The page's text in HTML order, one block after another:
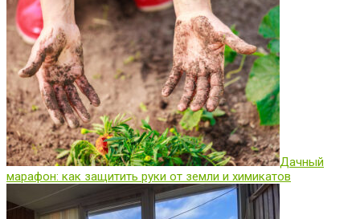
Дачный
марафон: как защитить руки от земли и химикатов